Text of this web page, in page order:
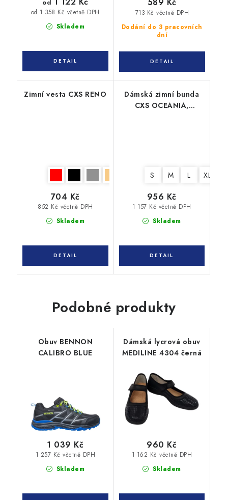
Skladem
od 1 358 Kč včetně DPH
od
Dodání do 3 pracovních
dní
713 Kč včetně DPH
589 Kč
Zimní vesta CXS RENO
Skladem
852 Kč včetně DPH
704 Kč
Dámská zimní bunda
CXS OCEANIA,
S M L XL
Skladem
1 157 Kč včetně DPH
956 Kč
Podobné produkty
Obuv BENNON
CALIBRO BLUE
Skladem
1 257 Kč včetně DPH
1 039 Kč
Dámská lycrová obuv
MEDILINE 4304 černá
Skladem
1 162 Kč včetně DPH
960 Kč